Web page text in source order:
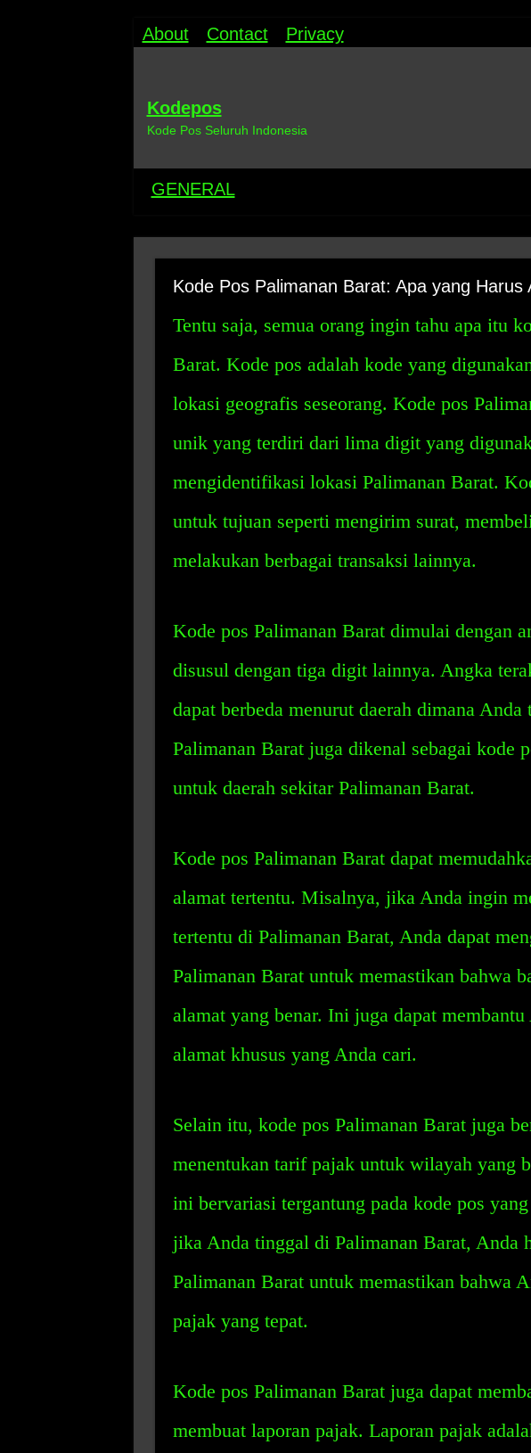
About Contact Privacy
Kodepos
Kode Pos Seluruh Indonesia
GENERAL
Kode Pos Palimanan Barat: Apa yang Harus
Tentu saja, semua orang ingin tahu apa itu
Barat. Kode pos adalah kode yang
lokasi geografis seseorang. Kode pos
unik yang terdiri dari lima digit yang
mengidentifikasi lokasi Palimanan Barat.
untuk tujuan seperti mengirim surat,
melakukan berbagai transaksi lainnya.
Kode pos Palimanan Barat dimulai dengan
disusul dengan tiga digit lainnya. Angka
dapat berbeda menurut daerah dimana
Palimanan Barat juga dikenal sebagai kode
untuk daerah sekitar Palimanan Barat.
Kode pos Palimanan Barat dapat
alamat tertentu. Misalnya, jika Anda ingin
tertentu di Palimanan Barat, Anda dapat
Palimanan Barat untuk memastikan bahwa
alamat yang benar. Ini juga dapat
alamat khusus yang Anda cari.
Selain itu, kode pos Palimanan Barat juga
menentukan tarif pajak untuk wilayah yang
ini bervariasi tergantung pada kode pos
jika Anda tinggal di Palimanan Barat, Anda
Palimanan Barat untuk memastikan bahwa
pajak yang tepat.
Kode pos Palimanan Barat juga dapat
membuat laporan pajak. Laporan pajak